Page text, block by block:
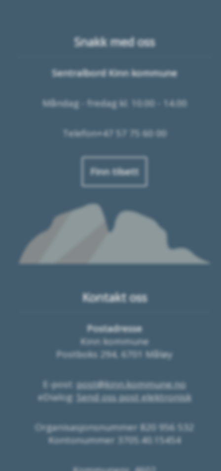
Snakk med oss
Sentralbord Kinn kommune
Måndag - fredag kl. 10.00 - 14.00
Telefon+47 57 75 60 00
Finn tilsett
Kontakt oss
Postadresse
Kinn kommune
Postboks 294, 6701 Måløy
E-post: post@kinn.kommune.no
eDialog: Send oss post elektronisk
Organisasjonsnummer 820 956 532
Kontonummer 3705.40.15454